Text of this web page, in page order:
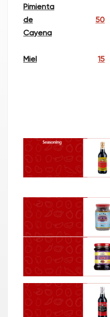
Pimienta
de
Cayena
50
Miel 15